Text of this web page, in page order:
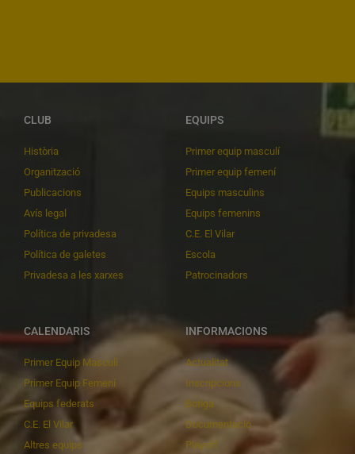
CLUB
Història
Organització
Publicacions
Avís legal
Política de privadesa
Política de galetes
Privadesa a les xarxes
EQUIPS
Primer equip masculí
Primer equip femení
Equips masculins
Equips femenins
C.E. El Vilar
Escola
Patrocinadors
CALENDARIS
Primer Equip Masculí
Primer Equip Femení
Equips federats
C.E. El Vilar
Altres equips
INFORMACIONS
Actualitat
Inscripcions
Botiga
Documentació
Playoff